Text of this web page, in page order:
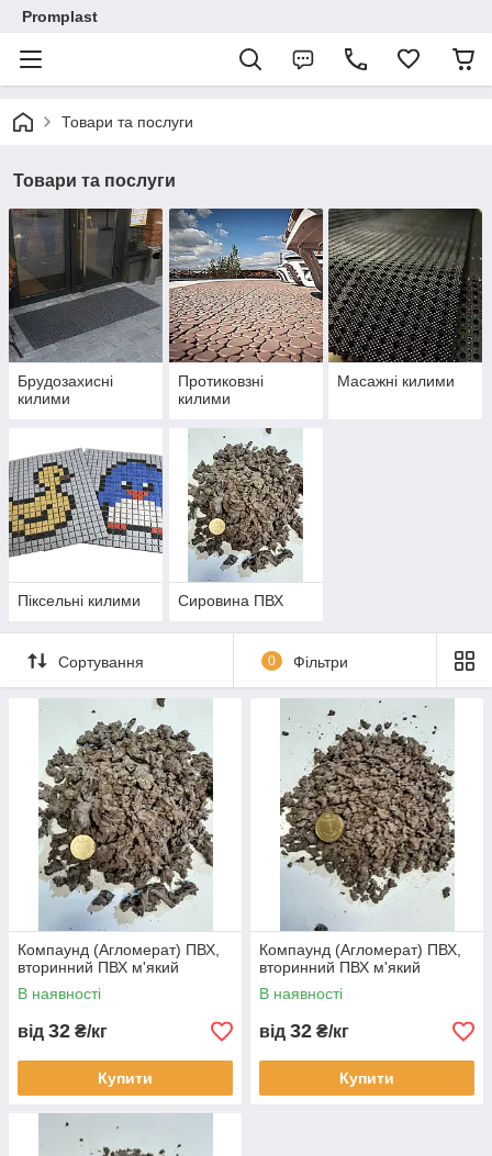
Promplast
Товари та послуги
Товари та послуги
Брудозахисні
килими
Протиковзні
килими
Масажні килими
Піксельні килими Cировина ПВХ
Сортування 0 Фільтри
Компаунд (Агломерат) ПВХ,
вторинний ПВХ м'який
В наявності
від 32 ₴/кг
Купити
Компаунд (Агломерат) ПВХ,
вторинний ПВХ м'який
В наявності
від 32 ₴/кг
Купити